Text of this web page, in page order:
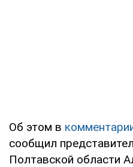
Об этом в
сообщил
Полтавской области